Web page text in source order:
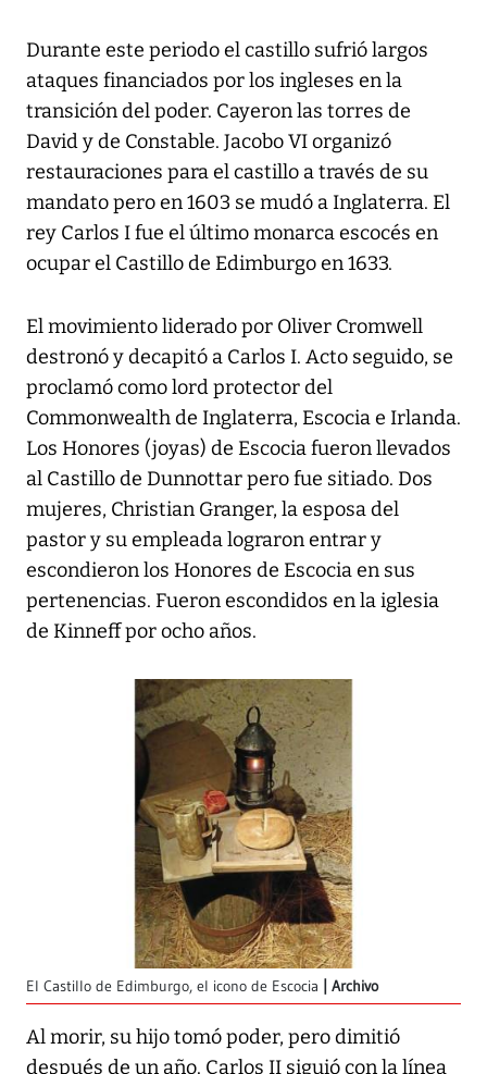
Durante este periodo el castillo sufrió largos
ataques financiados por los ingleses en la
transición del poder. Cayeron las torres de
David y de Constable. Jacobo VI organizó
restauraciones para el castillo a través de su
mandato pero en 1603 se mudó a Inglaterra. El
rey Carlos I fue el último monarca escocés en
ocupar el Castillo de Edimburgo en 1633.
El movimiento liderado por Oliver Cromwell
destronó y decapitó a Carlos I. Acto seguido, se
proclamó como lord protector del
Commonwealth de Inglaterra, Escocia e Irlanda.
Los Honores (joyas) de Escocia fueron llevados
al Castillo de Dunnottar pero fue sitiado. Dos
mujeres, Christian Granger, la esposa del
pastor y su empleada lograron entrar y
escondieron los Honores de Escocia en sus
pertenencias. Fueron escondidos en la iglesia
de Kinneff por ocho años.
El Castillo de Edimburgo, el icono de Escocia Archivo
Al morir, su hijo tomó poder, pero dimitió
después de un año. Carlos II siguió con la línea